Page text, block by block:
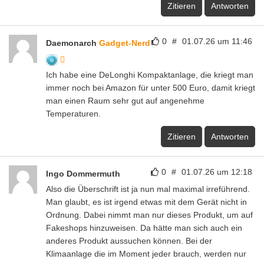
Zitieren Antworten
0 # 01.07.26 um 11:46
Daemonarch Gadget-Nerd
Ich habe eine DeLonghi Kompaktanlage, die kriegt man
immer noch bei Amazon für unter 500 Euro, damit kriegt
man einen Raum sehr gut auf angenehme
Temperaturen.
Zitieren Antworten
0 # 01.07.26 um 12:18
Ingo Dommermuth
Also die Überschrift ist ja nun mal maximal irreführend.
Man glaubt, es ist irgend etwas mit dem Gerät nicht in
Ordnung. Dabei nimmt man nur dieses Produkt, um auf
Fakeshops hinzuweisen. Da hätte man sich auch ein
anderes Produkt aussuchen können. Bei der
Klimaanlage die im Moment jeder brauch, werden nur